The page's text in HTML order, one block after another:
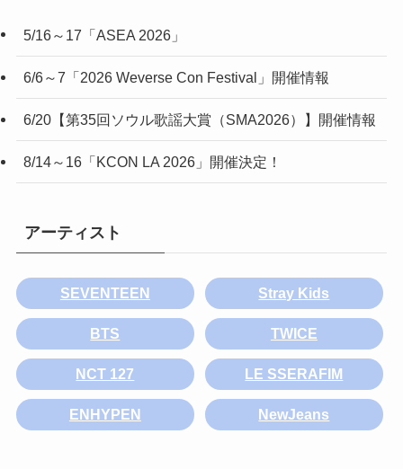
5/16～17「ASEA 2026」
6/6～7「2026 Weverse Con Festival」開催情報
6/20【第35回ソウル歌謡大賞（SMA2026）】開催情報
8/14～16「KCON LA 2026」開催決定！
アーティスト
SEVENTEEN Stray Kids
BTS TWICE
NCT 127 LE SSERAFIM
ENHYPEN NewJeans